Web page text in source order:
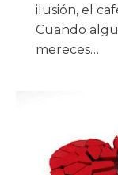
ilusión, el
Cuando
mereces…